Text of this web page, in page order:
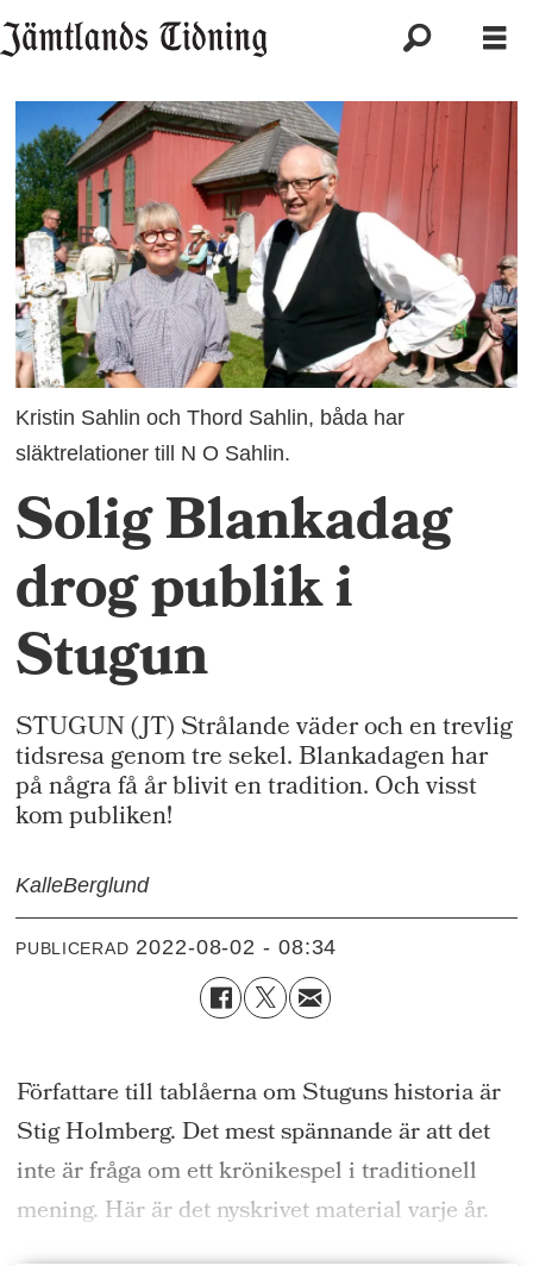
Kristin Sahlin och Thord Sahlin, båda har
släktrelationer till N O Sahlin.
Solig Blankadag
drog publik i
Stugun
STUGUN (JT) Strålande väder och en trevlig
tidsresa genom tre sekel. Blankadagen har
på några få år blivit en tradition. Och visst
kom publiken!
KalleBerglund
PUBLICERAD 2022-08-02 - 08:34
Författare till tablåerna om Stuguns historia är
Stig Holmberg. Det mest spännande är att det
inte är fråga om ett krönikespel i traditionell
mening. Här är det nyskrivet material varje år.